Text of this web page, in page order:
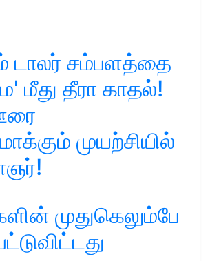
டாலர் சம்பளத்தை
மீது தீரா காதல்!
முயற்சியில்
முதுகெலும்பே